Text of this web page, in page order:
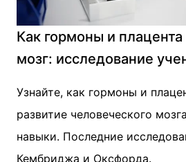
Как гормоны и
мозг: исследование
Узнайте, как гормоны и
развитие человеческого
навыки. Последние
Кембриджа и Оксфорда.